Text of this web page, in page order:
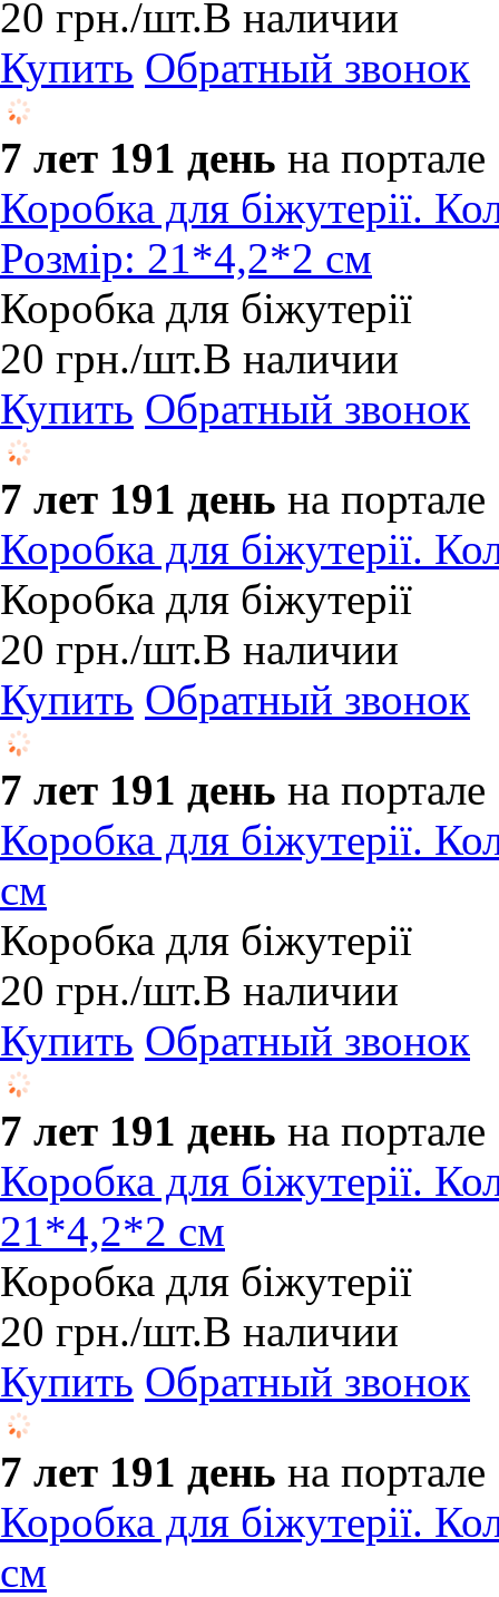
20 грн./шт.В наличии
Купить Обратный звонок
7 лет 191 день на портале
Коробка для біжутерії.
Розмір: 21*4,2*2 см
Коробка для біжутерії
20 грн./шт.В наличии
Купить Обратный звонок
7 лет 191 день на портале
Коробка для біжутерії.
Коробка для біжутерії
20 грн./шт.В наличии
Купить Обратный звонок
7 лет 191 день на портале
Коробка для біжутерії.
см
Коробка для біжутерії
20 грн./шт.В наличии
Купить Обратный звонок
7 лет 191 день на портале
Коробка для біжутерії.
21*4,2*2 см
Коробка для біжутерії
20 грн./шт.В наличии
Купить Обратный звонок
7 лет 191 день на портале
Коробка для біжутерії.
см